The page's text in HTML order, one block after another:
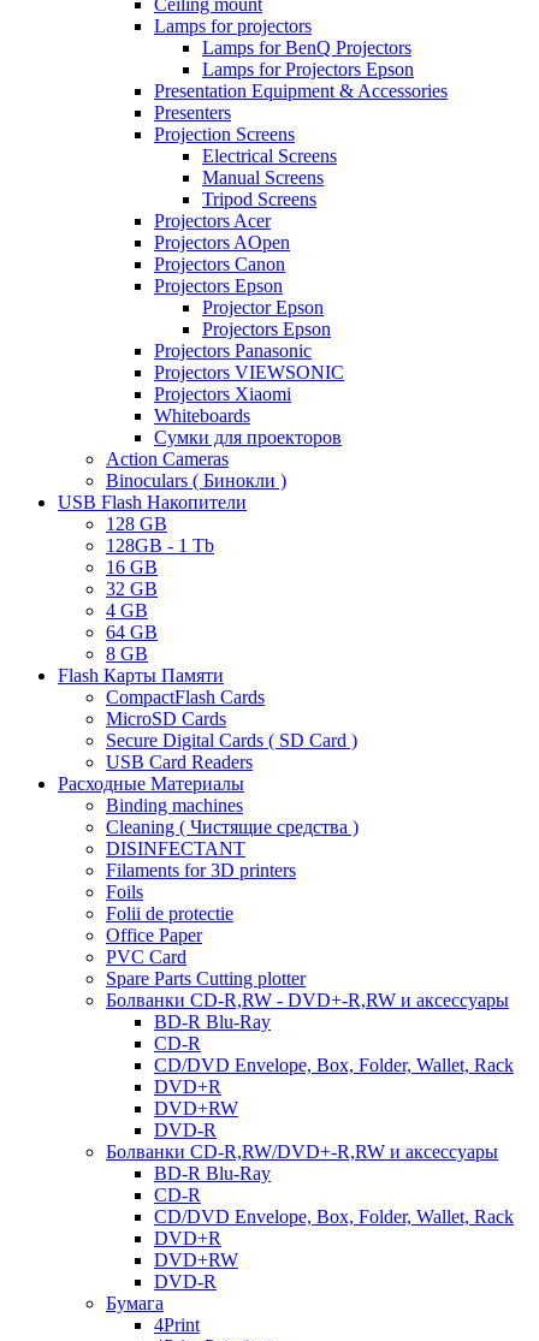
Ceiling mount
Lamps for projectors
Lamps for BenQ Projectors
Lamps for Projectors Epson
Presentation Equipment & Accessories
Presenters
Projection Screens
Electrical Screens
Manual Screens
Tripod Screens
Projectors Acer
Projectors AOpen
Projectors Canon
Projectors Epson
Projector Epson
Projectors Epson
Projectors Panasonic
Projectors VIEWSONIC
Projectors Xiaomi
Whiteboards
Сумки для проекторов
Action Cameras
Binoculars ( Бинокли )
USB Flash Накопители
128 GB
128GB - 1 Tb
16 GB
32 GB
4 GB
64 GB
8 GB
Flash Карты Памяти
CompactFlash Cards
MicroSD Cards
Secure Digital Cards ( SD Card )
USB Card Readers
Расходные Материалы
Binding machines
Cleaning ( Чистящие средства )
DISINFECTANT
Filaments for 3D printers
Foils
Folii de protectie
Office Paper
PVC Card
Spare Parts Cutting plotter
Болванки CD-R,RW - DVD+-R,RW и аксессуары
BD-R Blu-Ray
CD-R
CD/DVD Envelope, Box, Folder, Wallet, Rack
DVD+R
DVD+RW
DVD-R
Болванки CD-R,RW/DVD+-R,RW и аксессуары
BD-R Blu-Ray
CD-R
CD/DVD Envelope, Box, Folder, Wallet, Rack
DVD+R
DVD+RW
DVD-R
Бумага
4Print